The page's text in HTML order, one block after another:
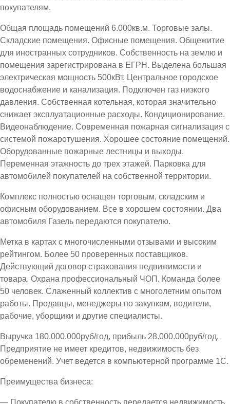
покупателям.
Общая площадь помещений 6.000кв.м. Торговые залы.
Складские помещения. Офисные помещения. Общежитие
для иностранных сотрудников. Собственность на землю и
помещения зарегистрирована в ЕГРН. Выделена большая
электрическая мощность 500кВт. Центральное городское
водоснабжение и канализация. Подключен газ низкого
давления. Собственная котельная, которая значительно
снижает эксплуатационные расходы. Кондиционирование.
Видеонаблюдение. Современная пожарная сигнализация с
системой пожаротушения. Хорошее состояние помещений.
Оборудованные пожарные лестницы и выходы.
Переменная этажность до трех этажей. Парковка для
автомобилей покупателей на собственной территории.
Комплекс полностью оснащен торговым, складским и
офисным оборудованием. Все в хорошем состоянии. Два
автомобиля Газель передаются покупателю.
Метка в картах с многочисленными отзывами и высоким
рейтингом. Более 50 проверенных поставщиков.
Действующий договор страхования недвижимости и
товара. Охрана профессиональный ЧОП. Команда более
50 человек. Слаженный коллектив с многолетним опытом
работы. Продавцы, менеджеры по закупкам, водители,
рабочие, уборщики и другие специалисты.
Выручка 180.000.000руб/год, прибыль 28.000.000руб/год.
Предприятие не имеет кредитов, недвижимость без
обременений. Учет ведется в компьютерной программе 1С.
Преимущества бизнеса:
— Покупателю в собственность передается недвижимость